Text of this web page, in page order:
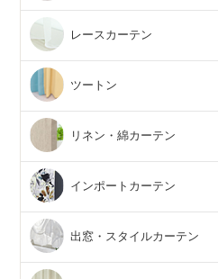
レースカーテン
ツートン
リネン・綿カーテン
インポートカーテン
出窓・スタイルカーテン